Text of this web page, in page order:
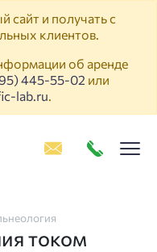
сайт и получать с
клиентов.
об аренде
445-55-02 или
lab.ru.
током